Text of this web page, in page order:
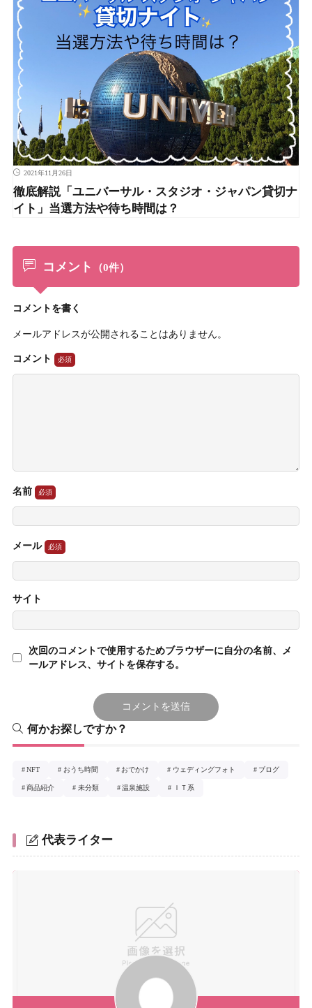
2021年11月26日
徹底解説「ユニバーサル・スタジオ・ジャパン貸切ナ
イト」当選方法や待ち時間は？
コメント （0件）
コメントを書く
メールアドレスが公開されることはありません。
コメント
名前
メール
サイト
次回のコメントで使用するためブラウザーに自分の名前、メ
ールアドレス、サイトを保存する。
何かお探しですか？
NFT おうち時間 おでかけ ウェディングフォト ブログ
商品紹介 未分類 温泉施設 ＩＴ系
代表ライター